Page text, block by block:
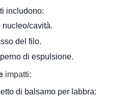
includono:
cavità.
del filo.
di espulsione.
impatti:
di balsamo per labbra: